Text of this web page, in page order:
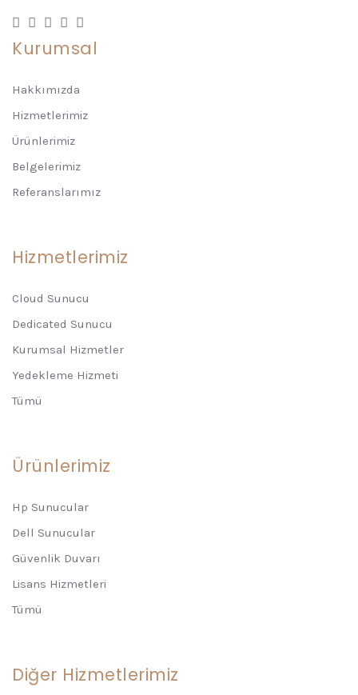
Kurumsal
Hakkımızda
Hizmetlerimiz
Ürünlerimiz
Belgelerimiz
Referanslarımız
Hizmetlerimiz
Cloud Sunucu
Dedicated Sunucu
Kurumsal Hizmetler
Yedekleme Hizmeti
Tümü
Ürünlerimiz
Hp Sunucular
Dell Sunucular
Güvenlik Duvarı
Lisans Hizmetleri
Tümü
Diğer Hizmetlerimiz